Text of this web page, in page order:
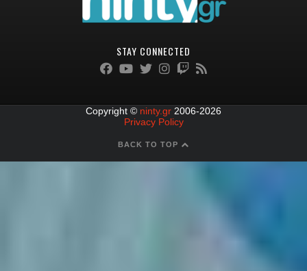
STAY CONNECTED
Copyright © ninty.gr 2006-2026
Privacy Policy
BACK TO TOP